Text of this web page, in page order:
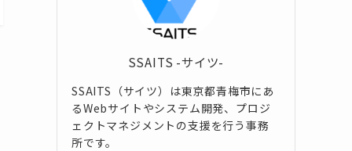
SSAITS -サイツ-
SSAITS（サイツ）は東京都青梅市にあ
るWebサイトやシステム開発、プロジ
ェクトマネジメントの支援を行う事務
所です。